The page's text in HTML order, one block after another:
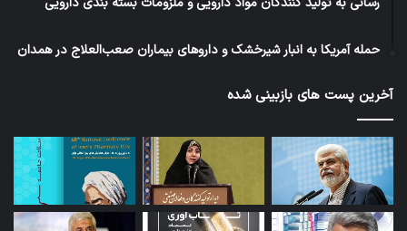
حمله آمریکا به انبار شیرخشک و داروهای بیماران صعب‌العلاج در همدان
آخرین پست های بازبینی شده